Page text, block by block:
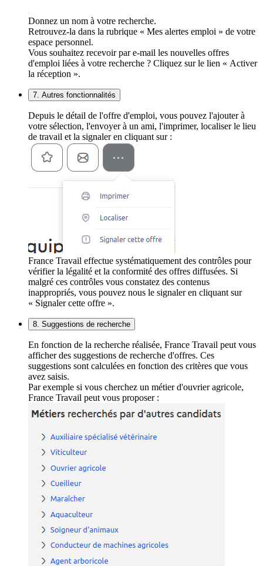
Donnez un nom à votre recherche.
Retrouvez-la dans la rubrique « Mes alertes emploi » de votre
espace personnel.
Vous souhaitez recevoir par e-mail les nouvelles offres
d'emploi liées à votre recherche ? Cliquez sur le lien « Activer
la réception ».
7. Autres fonctionnalités
Depuis le détail de l'offre d'emploi, vous pouvez l'ajouter à
votre sélection, l'envoyer à un ami, l'imprimer, localiser le lieu
de travail et la signaler en cliquant sur :
France Travail effectue systématiquement des contrôles pour
vérifier la légalité et la conformité des offres diffusées. Si
malgré ces contrôles vous constatez des contenus
inappropriés, vous pouvez nous le signaler en cliquant sur
« Signaler cette offre ».
8. Suggestions de recherche
En fonction de la recherche réalisée, France Travail peut vous
afficher des suggestions de recherche d'offres. Ces
suggestions sont calculées en fonction des critères que vous
avez saisis.
Par exemple si vous cherchez un métier d'ouvrier agricole,
France Travail peut vous proposer :